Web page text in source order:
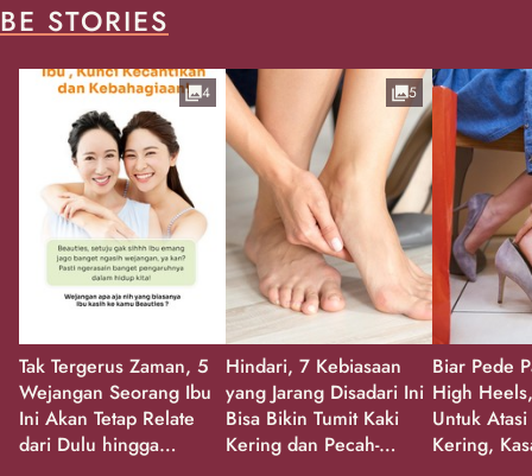
BE STORIES
Tak Tergerus Zaman, 5
Wejangan Seorang Ibu
Ini Akan Tetap Relate
dari Dulu hingga
4
Hindari, 7 Kebiasaan
yang Jarang Disadari Ini
Bisa Bikin Tumit Kaki
Kering dan Pecah-
5
Biar Pede
High
Untuk
Kering,